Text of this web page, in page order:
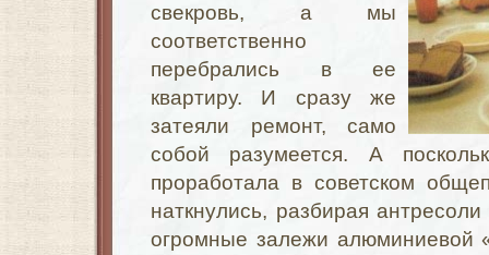
свекровь, а мы
соответственно
перебрались в ее
квартиру. И сразу же
затеяли ремонт, само
собой разумеется. А
проработала в советском
наткнулись, разбирая
огромные залежи алюминиевой